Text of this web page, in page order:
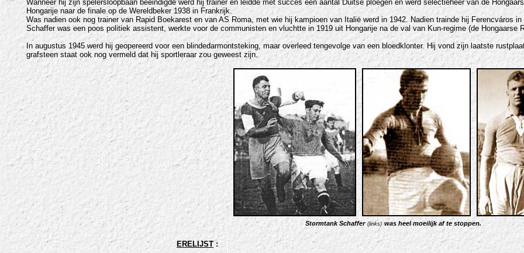
Wanneer hij zijn spelersloopbaan beëindigde werd hij trainer en leidde met succes een aantal Duitse ploegen en werd selectieheer van de
Hongarije naar de finale op de Wereldbeker 1938 in Frankrijk.
Was nadien ook nog trainer van Rapid Boekarest en van AS Roma, met wie hij kampioen van Italië werd in 1942. Nadien trainde hij Ferencváros in
Schaffer was een poos politiek assistent, werkte voor de communisten en vluchtte in 1919 uit Hongarije na de val van Kun-regime (de Hongaarse
In augustus 1945 werd hij geopereerd voor een blindedarmontsteking, maar overleed tengevolge van een bloedklonter. Hij vond zijn laatste
grafsteen staat ook nog vermeld dat hij sportleraar zou geweest zijn.
Stormtank Schaffer (links) was heel moeilijk af te stoppen.
ERELIJST: